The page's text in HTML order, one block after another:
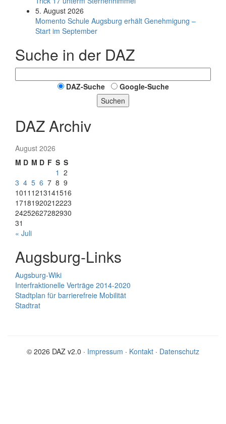
5. August 2026
Momento Schule Augsburg erhält Genehmigung –
Start im September
Suche in der DAZ
DAZ-Suche
Google-Suche
Suchen
DAZ Archiv
August 2026
M D M D F S S
1 2
3 4 5 6 7 8 9
1011 1213141516
17181920212223
24252627282930
31
« Juli
Augsburg-Links
Augsburg-Wiki
Interfraktionelle Verträge 2014-2020
Stadtplan für barrierefreie Mobilität
Stadtrat
© 2026 DAZ v2.0 · Impressum · Kontakt · Datenschutz